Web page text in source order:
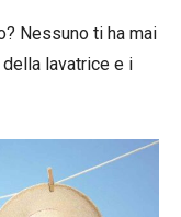
Nessuno ti ha mai
lavatrice e i